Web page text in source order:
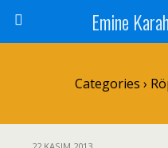
Emine
Categories ›